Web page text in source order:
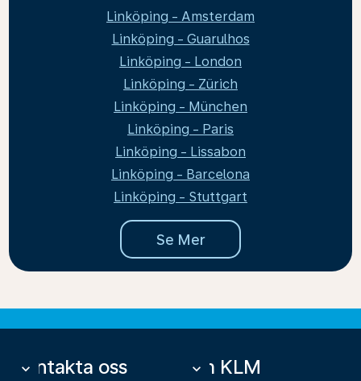
Linköping - Amsterdam
Linköping - Guarulhos
Linköping - London
Linköping - Zürich
Linköping - München
Linköping - Paris
Linköping - Lissabon
Linköping - Barcelona
Linköping - Stuttgart
Se Mer
Kontakta oss
keyboard_arrow_down Om KLM
keyboard_arrow_down